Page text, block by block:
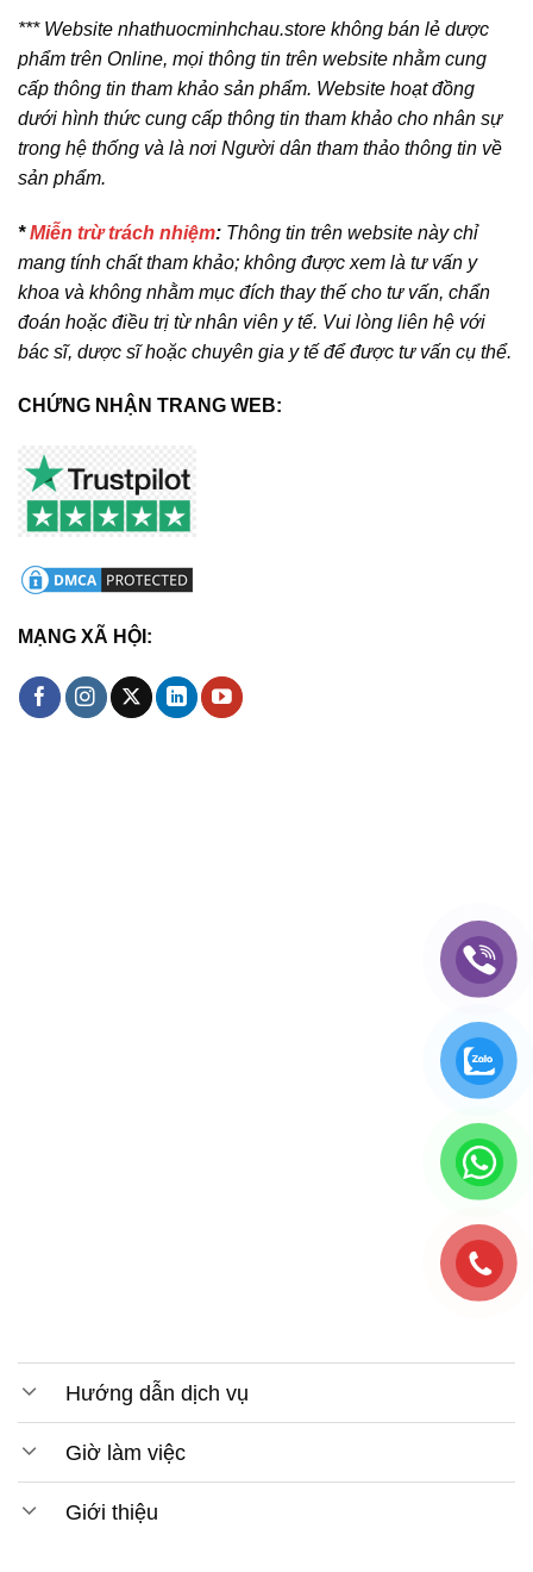
*** Website nhathuocminhchau.store không bán lẻ dược
phẩm trên Online, mọi thông tin trên website nhằm cung
cấp thông tin tham khảo sản phẩm. Website hoạt đồng
dưới hình thức cung cấp thông tin tham khảo cho nhân sự
trong hệ thống và là nơi Người dân tham thảo thông tin về
sản phẩm.
*Miễn trừ trách nhiệm: Thông tin trên website này chỉ
mang tính chất tham khảo; không được xem là tư vấn y
khoa và không nhằm mục đích thay thế cho tư vấn, chẩn
đoán hoặc điều trị từ nhân viên y tế. Vui lòng liên hệ với
bác sĩ, dược sĩ hoặc chuyên gia y tế để được tư vấn cụ thể.
CHỨNG NHẬN TRANG WEB:
MẠNG XÃ HỘI:
Hướng dẫn dịch vụ
Giờ làm việc
Giới thiệu